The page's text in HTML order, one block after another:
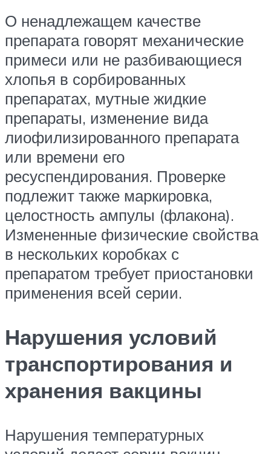
О ненадлежащем качестве
препарата говорят механические
примеси или не разбивающиеся
хлопья в сорбированных
препаратах, мутные жидкие
препараты, изменение вида
лиофилизированного препарата
или времени его
ресуспендирования. Проверке
подлежит также маркировка,
целостность ампулы (флакона).
Измененные физические свойства
в нескольких коробках с
препаратом требует приостановки
применения всей серии.
Нарушения условий
транспортирования и
хранения вакцины
Нарушения температурных